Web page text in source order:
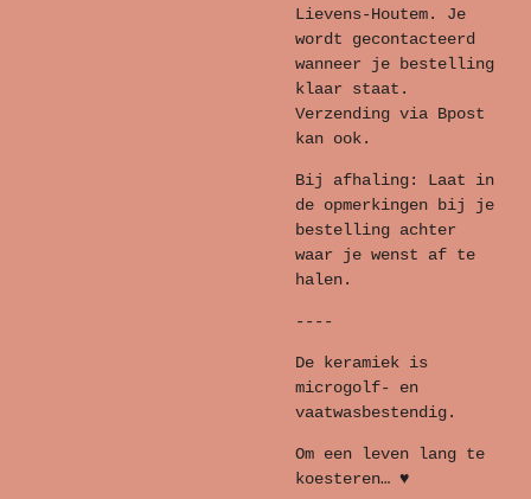
Lievens-Houtem. Je
wordt gecontacteerd
wanneer je bestelling
klaar staat.
Verzending via Bpost
kan ook.
Bij afhaling: Laat in
de opmerkingen bij je
bestelling achter
waar je wenst af te
halen.
----
De keramiek is
microgolf- en
vaatwasbestendig.
Om een leven lang te
koesteren… ♥